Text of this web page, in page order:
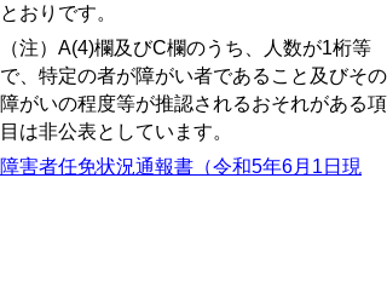
とおりです。
（注）A(4)欄及びC欄のうち、人数が1桁等
で、特定の者が障がい者であること及びその
障がいの程度等が推認されるおそれがある項
目は非公表としています。
障害者任免状況通報書（令和5年6月1日現